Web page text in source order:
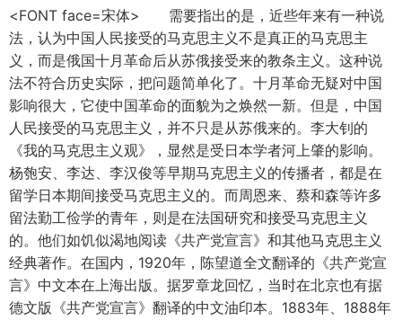
<FONT face=宋体> 需要指出的是，近些年来有一种说
法，认为中国人民接受的马克思主义不是真正的马克思主
义，而是俄国十月革命后从苏俄接受来的教条主义。这种说
法不符合历史实际，把问题简单化了。十月革命无疑对中国
影响很大，它使中国革命的面貌为之焕然一新。但是，中国
人民接受的马克思主义，并不只是从苏俄来的。李大钊的
《我的马克思主义观》，显然是受日本学者河上肇的影响。
杨匏安、李达、李汉俊等早期马克思主义的传播者，都是在
留学日本期间接受马克思主义的。而周恩来、蔡和森等许多
留法勤工俭学的青年，则是在法国研究和接受马克思主义
的。他们如饥似渴地阅读《共产党宣言》和其他马克思主义
经典著作。在国内，1920年，陈望道全文翻译的《共产党宣
言》中文本在上海出版。据罗章龙回忆，当时在北京也有据
德文版《共产党宣言》翻译的中文油印本。1883年、1888年